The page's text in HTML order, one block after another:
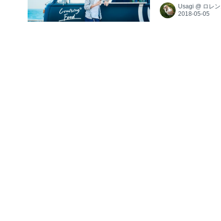
「ドーナツパスタ
オリティをという
Usagi @ ロレ